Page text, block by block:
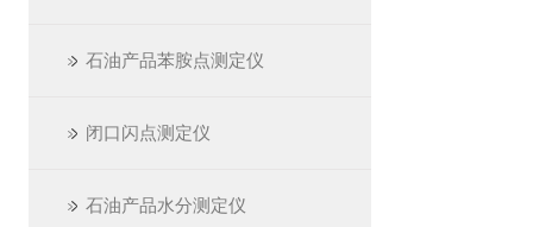
石油产品苯胺点测定仪
闭口闪点测定仪
石油产品水分测定仪